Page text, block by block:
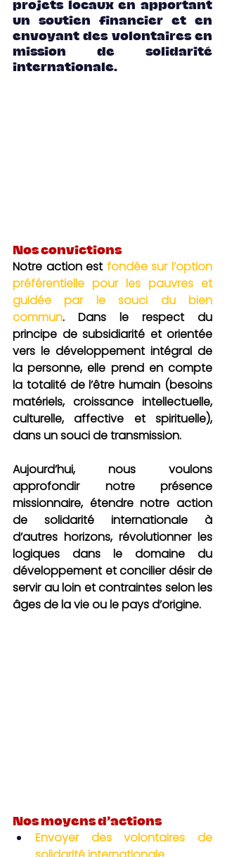
projets locaux en apportant
un soutien financier et en
envoyant des volontaires en
mission de solidarité
internationale.
Nos convictions
Notre action est fondée sur l’option
préférentielle pour les pauvres et
guidée par le souci du bien
commun. Dans le respect du
principe de subsidiarité et orientée
vers le développement intégral de
la personne, elle prend en compte
la totalité de l’être humain (besoins
matériels, croissance intellectuelle,
culturelle, affective et spirituelle),
dans un souci de transmission.
Aujourd’hui, nous voulons
approfondir notre présence
missionnaire, étendre notre action
de solidarité internationale à
d’autres horizons, révolutionner les
logiques dans le domaine du
développement et concilier désir de
servir au loin et contraintes selon les
âges de la vie ou le pays d’origine.
Nos moyens d’actions
Envoyer des volontaires de